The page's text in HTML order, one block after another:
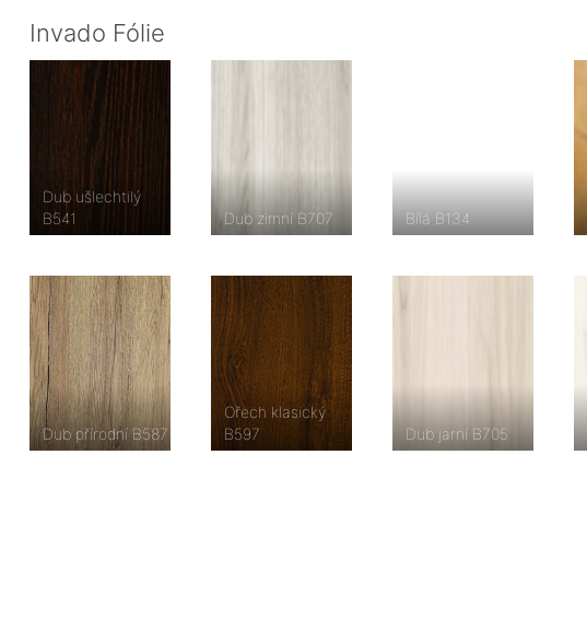
Invado Fólie
Dub ušlechtilý
B541
Dub zimní B707 Bílá B134
Dub přírodní B587
Ořech klasický
B597
Dub jarní B705